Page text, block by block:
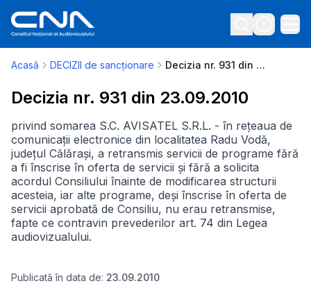
Acasă DECIZII de sancționare Decizia nr. 931 din 23.09.2010
Decizia nr. 931 din 23.09.2010
privind somarea S.C. AVISATEL S.R.L. - în rețeaua de
comunicații electronice din localitatea Radu Vodă,
județul Călărași, a retransmis servicii de programe fără
a fi înscrise în oferta de servicii și fără a solicita
acordul Consiliului înainte de modificarea structurii
acesteia, iar alte programe, deși înscrise în oferta de
servicii aprobată de Consiliu, nu erau retransmise,
fapte ce contravin prevederilor art. 74 din Legea
audiovizualului.
Publicată în data de: 23.09.2010